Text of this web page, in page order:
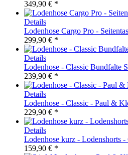
349,90 € *
Details
Lodenhose Cargo Pro -
299,90 € *
Details
Lodenhose - Classic Bundfalte
239,90 € *
Details
Lodenhose - Classic - Paul &
229,90 € *
Details
Lodenhose kurz - Lodenshorts
159,90 € *